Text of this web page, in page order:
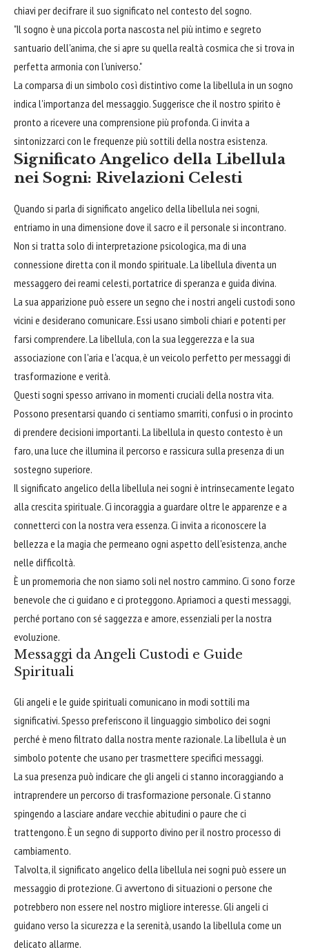
chiavi per decifrare il suo significato nel contesto del sogno.
"Il sogno è una piccola porta nascosta nel più intimo e segreto
santuario dell'anima, che si apre su quella realtà cosmica che si trova in
perfetta armonia con l'universo."
La comparsa di un simbolo così distintivo come la libellula in un sogno
indica l'importanza del messaggio. Suggerisce che il nostro spirito è
pronto a ricevere una comprensione più profonda. Ci invita a
sintonizzarci con le frequenze più sottili della nostra esistenza.
Significato Angelico della Libellula
nei Sogni: Rivelazioni Celesti
Quando si parla di significato angelico della libellula nei sogni,
entriamo in una dimensione dove il sacro e il personale si incontrano.
Non si tratta solo di interpretazione psicologica, ma di una
connessione diretta con il mondo spirituale. La libellula diventa un
messaggero dei reami celesti, portatrice di speranza e guida divina.
La sua apparizione può essere un segno che i nostri angeli custodi sono
vicini e desiderano comunicare. Essi usano simboli chiari e potenti per
farsi comprendere. La libellula, con la sua leggerezza e la sua
associazione con l'aria e l'acqua, è un veicolo perfetto per messaggi di
trasformazione e verità.
Questi sogni spesso arrivano in momenti cruciali della nostra vita.
Possono presentarsi quando ci sentiamo smarriti, confusi o in procinto
di prendere decisioni importanti. La libellula in questo contesto è un
faro, una luce che illumina il percorso e rassicura sulla presenza di un
sostegno superiore.
Il significato angelico della libellula nei sogni è intrinsecamente legato
alla crescita spirituale. Ci incoraggia a guardare oltre le apparenze e a
connetterci con la nostra vera essenza. Ci invita a riconoscere la
bellezza e la magia che permeano ogni aspetto dell'esistenza, anche
nelle difficoltà.
È un promemoria che non siamo soli nel nostro cammino. Ci sono forze
benevole che ci guidano e ci proteggono. Apriamoci a questi messaggi,
perché portano con sé saggezza e amore, essenziali per la nostra
evoluzione.
Messaggi da Angeli Custodi e Guide
Spirituali
Gli angeli e le guide spirituali comunicano in modi sottili ma
significativi. Spesso preferiscono il linguaggio simbolico dei sogni
perché è meno filtrato dalla nostra mente razionale. La libellula è un
simbolo potente che usano per trasmettere specifici messaggi.
La sua presenza può indicare che gli angeli ci stanno incoraggiando a
intraprendere un percorso di trasformazione personale. Ci stanno
spingendo a lasciare andare vecchie abitudini o paure che ci
trattengono. È un segno di supporto divino per il nostro processo di
cambiamento.
Talvolta, il significato angelico della libellula nei sogni può essere un
messaggio di protezione. Ci avvertono di situazioni o persone che
potrebbero non essere nel nostro migliore interesse. Gli angeli ci
guidano verso la sicurezza e la serenità, usando la libellula come un
delicato allarme.